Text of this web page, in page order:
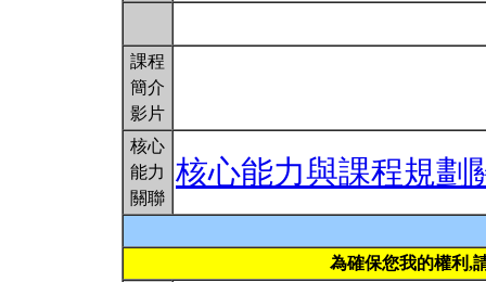
課程
簡介
影片
核心
能力
關聯
核心能力與課程規劃
為確保您我的權利,